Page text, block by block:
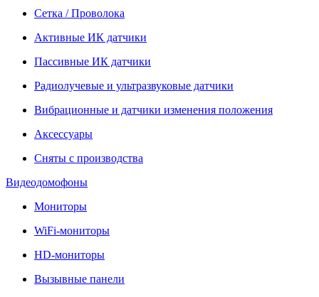
Сетка / Проволока
Активные ИК датчики
Пассивные ИК датчики
Радиолучевые и ультразвуковые датчики
Вибрационные и датчики изменения положения
Аксессуары
Сняты с производства
Видеодомофоны
Мониторы
WiFi-мониторы
HD-мониторы
Вызывные панели